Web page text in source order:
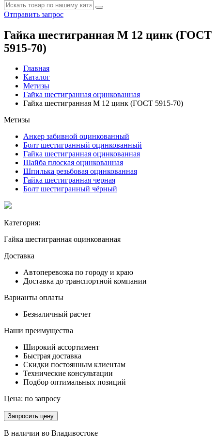
Отправить запрос
Гайка шестигранная М 12 цинк (ГОСТ
5915-70)
Главная
Каталог
Метизы
Гайка шестигранная оцинкованная
Гайка шестигранная М 12 цинк (ГОСТ 5915-70)
Метизы
Анкер забивной оцинкованный
Болт шестигранный оцинкованный
Гайка шестигранная оцинкованная
Шайба плоская оцинкованная
Шпилька резьбовая оцинкованная
Гайка шестигранная черная
Болт шестигранный чёрный
Категория:
Гайка шестигранная оцинкованная
Доставка
Автоперевозка по городу и краю
Доставка до транспортной компании
Варианты оплаты
Безналичный расчет
Наши преимущества
Широкий ассортимент
Быстрая доставка
Скидки постоянным клиентам
Технические консультации
Подбор оптимальных позиций
Цена: по запросу
Запросить цену
В наличии во Владивостоке